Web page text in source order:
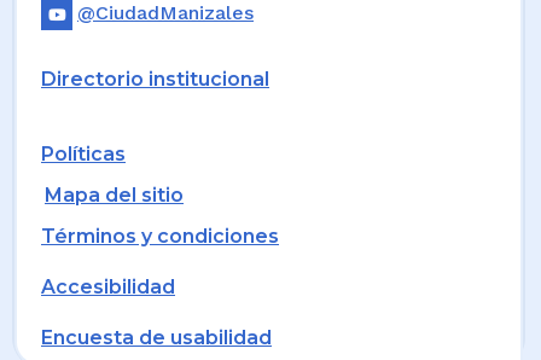
@CiudadManizales
Directorio institucional
Políticas
Mapa del sitio
Términos y condiciones
Accesibilidad
Encuesta de usabilidad